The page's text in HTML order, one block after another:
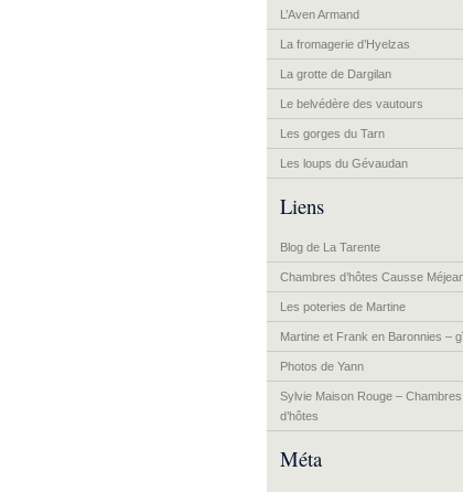
L’Aven Armand
La fromagerie d’Hyelzas
La grotte de Dargilan
Le belvédère des vautours
Les gorges du Tarn
Les loups du Gévaudan
Liens
Blog de La Tarente
Chambres d’hôtes Causse
Les poteries de Martine
Martine et Frank en Baronnies –
Photos de Yann
Sylvie Maison Rouge – Chambres
d’hôtes
Méta